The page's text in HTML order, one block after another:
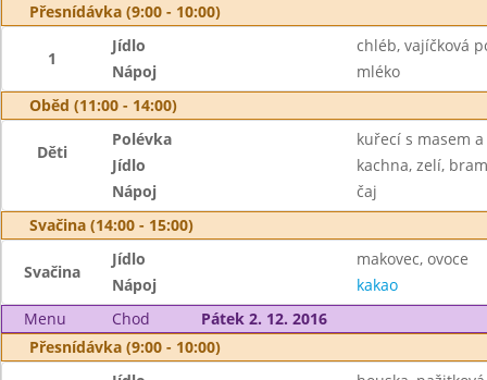
Přesnídávka (9:00 - 10:00)
1
Jídlo
chléb, vajíčková
Nápoj
mléko
Oběd (11:00 - 14:00)
Děti
Polévka
kuřecí s masem
Jídlo
kachna, zelí,
Nápoj
čaj
Svačina (14:00 - 15:00)
Svačina
Jídlo
makovec, ovoce
Nápoj
kakao
Menu
Chod
Pátek 2. 12. 2016
Přesnídávka (9:00 - 10:00)